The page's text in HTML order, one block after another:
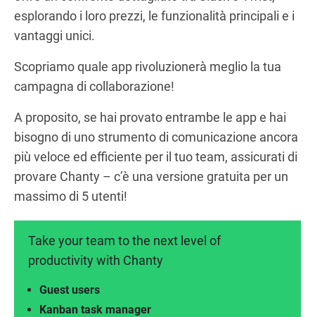
esplorando i loro prezzi, le funzionalità principali e i
vantaggi unici.
Scopriamo quale app rivoluzionerà meglio la tua
campagna di collaborazione!
A proposito, se hai provato entrambe le app e hai
bisogno di uno strumento di comunicazione ancora
più veloce ed efficiente per il tuo team, assicurati di
provare Chanty – c’è una versione gratuita per un
massimo di 5 utenti!
Take your team to the next level of
productivity with Chanty
Kanban task manager
Guest users